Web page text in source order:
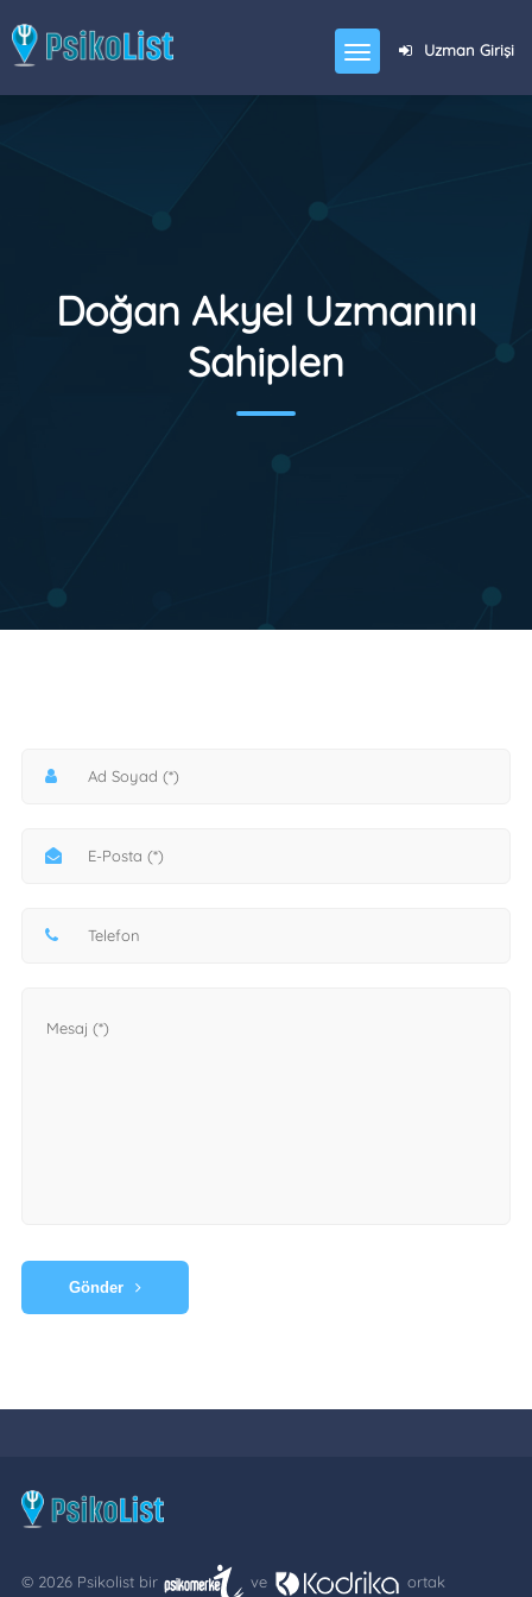
Uzman Girişi
Doğan Akyel Uzmanını
Sahiplen
Gönder
© 2026 Psikolist bir ve ortak